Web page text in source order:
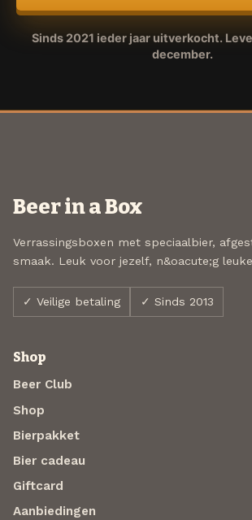
Sinds 2021 ieder jaar uitverkocht.
december.
Beer in a Box
Verrassingsboxen met speciaalbier,
smaak. Leuk voor jezelf, n&oacute;g
✓ Veilige betaling ✓ Sinds 2013
Shop
Beer Club
Shop
Bierpakket
Bier cadeau
Giftcard
Aanbiedingen